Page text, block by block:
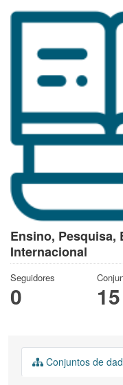
Ensino, Pesquisa,
Internacional
Seguidores
0 15
Conjuntos de